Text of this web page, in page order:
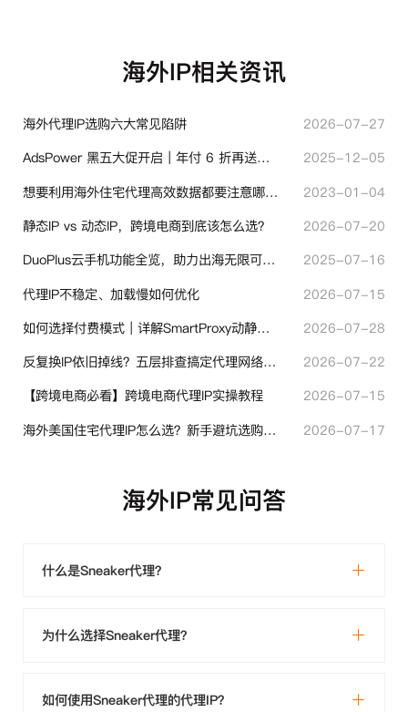
海外IP相关资讯
海外代理IP选购六大常见陷阱
2026-07-27
AdsPower 黑五大促开启｜年付 6 折再送半年＋豪礼抽奖
2025-12-05
想要利用海外住宅代理高效数据都要注意哪些地方？
2023-01-04
静态IP vs 动态IP，跨境电商到底该怎么选？
2026-07-20
DuoPlus云手机功能全览，助力出海无限可能！
2025-07-16
代理IP不稳定、加载慢如何优化
2026-07-15
如何选择付费模式｜详解SmartProxy动静态计费体系
2026-07-28
反复换IP依旧掉线？五层排查搞定代理网络异常
2026-07-22
【跨境电商必看】跨境电商代理IP实操教程
2026-07-15
海外美国住宅代理IP怎么选？新手避坑选购指南
2026-07-17
海外IP常见问答
什么是Sneaker代理？
为什么选择Sneaker代理？
如何使用Sneaker代理的代理IP？